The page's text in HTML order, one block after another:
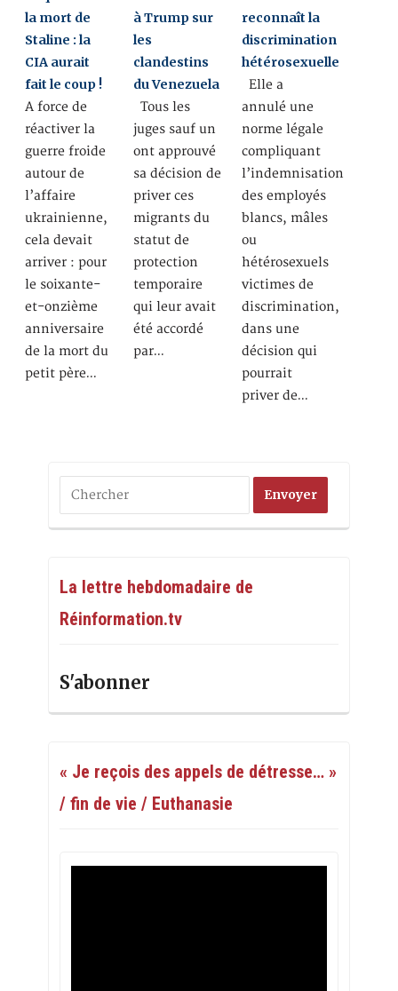
la mort de
Staline : la
CIA aurait
fait le coup !
A force de
réactiver la
guerre froide
autour de
l’affaire
ukrainienne,
cela devait
arriver : pour
le soixante-
et-onzième
anniversaire
de la mort du
petit père…
à Trump sur
les
clandestins
du Venezuela
Tous les
juges sauf un
ont approuvé
sa décision de
priver ces
migrants du
statut de
protection
temporaire
qui leur avait
été accordé
par…
reconnaît la
discrimination
hétérosexuelle
Elle a
annulé une
norme légale
compliquant
l’indemnisation
des employés
blancs, mâles
ou
hétérosexuels
victimes de
discrimination,
dans une
décision qui
pourrait
priver de…
La lettre hebdomadaire de
Réinformation.tv
S'abonner
« Je reçois des appels de détresse… »
/ fin de vie / Euthanasie